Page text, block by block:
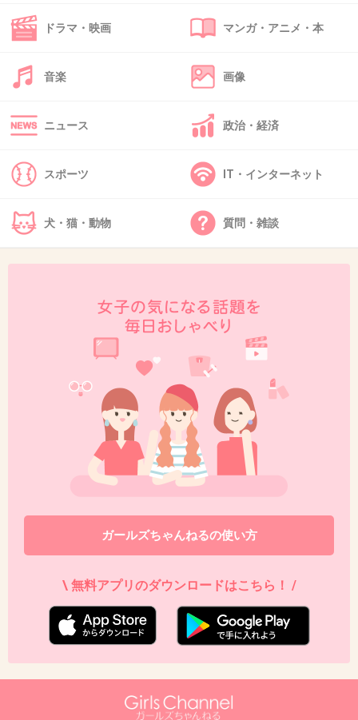
たしか視聴率のために開催日がずらせないんだ
よね？
ずらしちゃうと、アメリカだかヨーロッパで人
ちて収益が減るから、くそ暑い時期に開催する
関わる暑さだってわかってるはずなのに…人命
を第一に考えてほしかったなー
2015/07/20(月) 16:11:28
いや〜時期を ずらせたほうが 絶対良いと思う
高温多湿の日本で、８月とは！
+73
誘致した人も誘致に賛成した人も何を考えてた
んだろう。倒れる外国人が続出する高温多湿の
気候、地震パニックの恐れ、西洋のカタカナだ
らけで日本らしさのない安っぽいコンクリゴミ
+56
ドラマ・映画 マンガ・アニメ・本
音楽 画像
ニュース 政治・経済
スポーツ IT・インターネット
犬・猫・動物 質問・雑談
ガールズちゃんねるの使い方
\ 無料アプリのダウンロードはこちら！ /